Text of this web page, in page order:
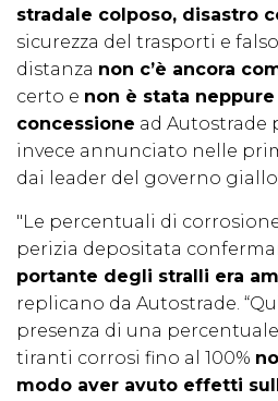
stradale colposo, disastro
sicurezza del trasporti e
distanza non c’è ancora
certo e non è stata
concessione ad Autostrade
invece annunciato nelle
dai leader del governo
"Le percentuali di
perizia depositata
portante degli stralli era
replicano da Autostrade.
presenza di una
tiranti corrosi fino al 100%
modo aver avuto effetti